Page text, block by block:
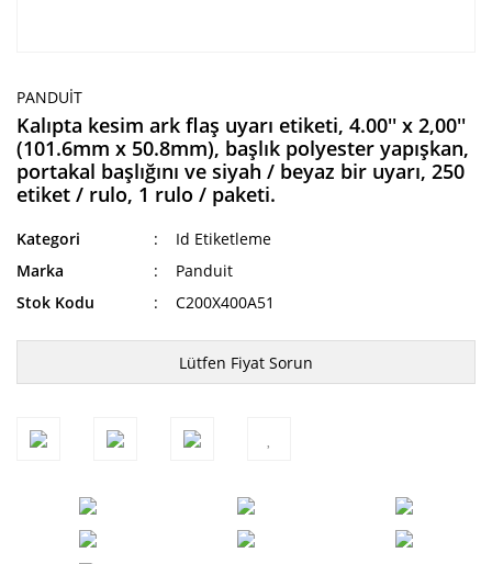
PANDUIT
Kalıpta kesim ark flaş uyarı etiketi, 4.00'' x 2,00''
(101.6mm x 50.8mm), başlık polyester yapışkan,
portakal başlığını ve siyah / beyaz bir uyarı, 250
etiket / rulo, 1 rulo / paketi.
Kategori
Id Etiketleme
Marka
Panduit
Stok Kodu
C200X400A51
Lütfen Fiyat Sorun